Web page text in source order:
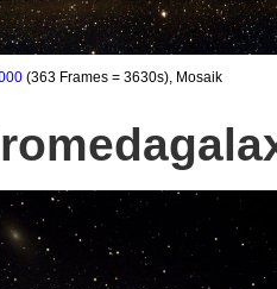
(363 Frames = 3630s), Mosaik